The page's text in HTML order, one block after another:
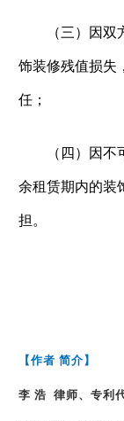
（三）因
饰装修残值损失
任；
（四）因
余租赁期内的装
担。
【作者 简介】
李 浩 律师、专利